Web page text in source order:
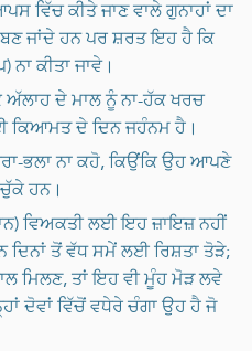
ਵਿੱਚ ਕੀਤੇ ਜਾਣ ਵਾਲੇ ਗੁਨਾਹਾਂ ਦਾ
ਜਾਂਦੇ ਹਨ ਪਰ ਸ਼ਰਤ ਇਹ ਹੈ ਕਿ
ਕੀਤਾ ਜਾਵੇ।
ਦੇ ਮਾਲ ਨੂੰ ਨਾ-ਹੱਕ ਖਰਚ
ਦੇ ਦਿਨ ਜਹੰਨਮ ਹੈ।
ਭਲਾ ਨਾ ਕਹੋ, ਕਿਉਂਕਿ ਉਹ ਆਪਣੇ
ਹਨ।
ਵਿਅਕਤੀ ਲਈ ਇਹ ਜ਼ਾਇਜ਼ ਨਹੀਂ
ਦਿਨਾਂ ਤੋਂ ਵੱਧ ਸਮੇਂ ਲਈ ਰਿਸ਼ਤਾ ਤੋੜੇ;
ਮਿਲਣ, ਤਾਂ ਇਹ ਵੀ ਮੂੰਹ ਮੋੜ ਲਵੇ
ਦੋਵਾਂ ਵਿੱਚੋਂ ਵਧੇਰੇ ਚੰਗਾ ਉਹ ਹੈ ਜੋ